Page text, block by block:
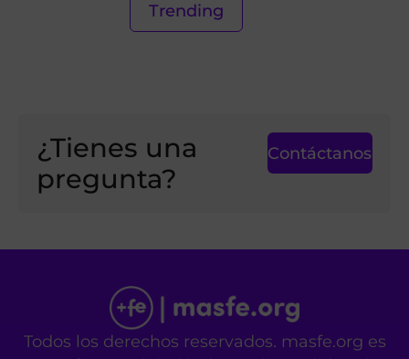
Trending
¿Tienes una
pregunta?
Contáctanos
Todos los derechos reservados. masfe.org es